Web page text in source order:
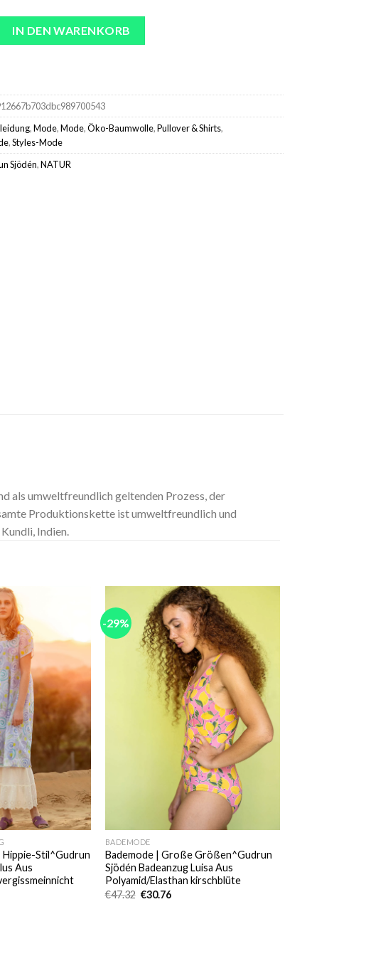
IN DEN WARENKORB
,Mode,Mode,Öko-Baumwolle,Pullover & Shirts,
,Styles-Mode
Sjödén,NATUR
als umweltfreundlich geltenden Prozess, der
Produktionskette ist umweltfreundlich und
Indien.
Hippie-Stil^Gudrun
Aus
-29%
Add to
wishlist
BADEMODE
Bademode | Große Größen^Gudrun
Sjödén Badeanzug Luisa Aus
Polyamid/Elasthan kirschblüte
€47.32 Ursprünglicher
€30.76Aktueller